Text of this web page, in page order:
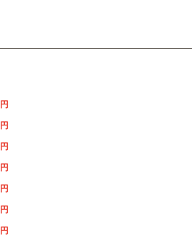
円
円
円
円
円
円
円